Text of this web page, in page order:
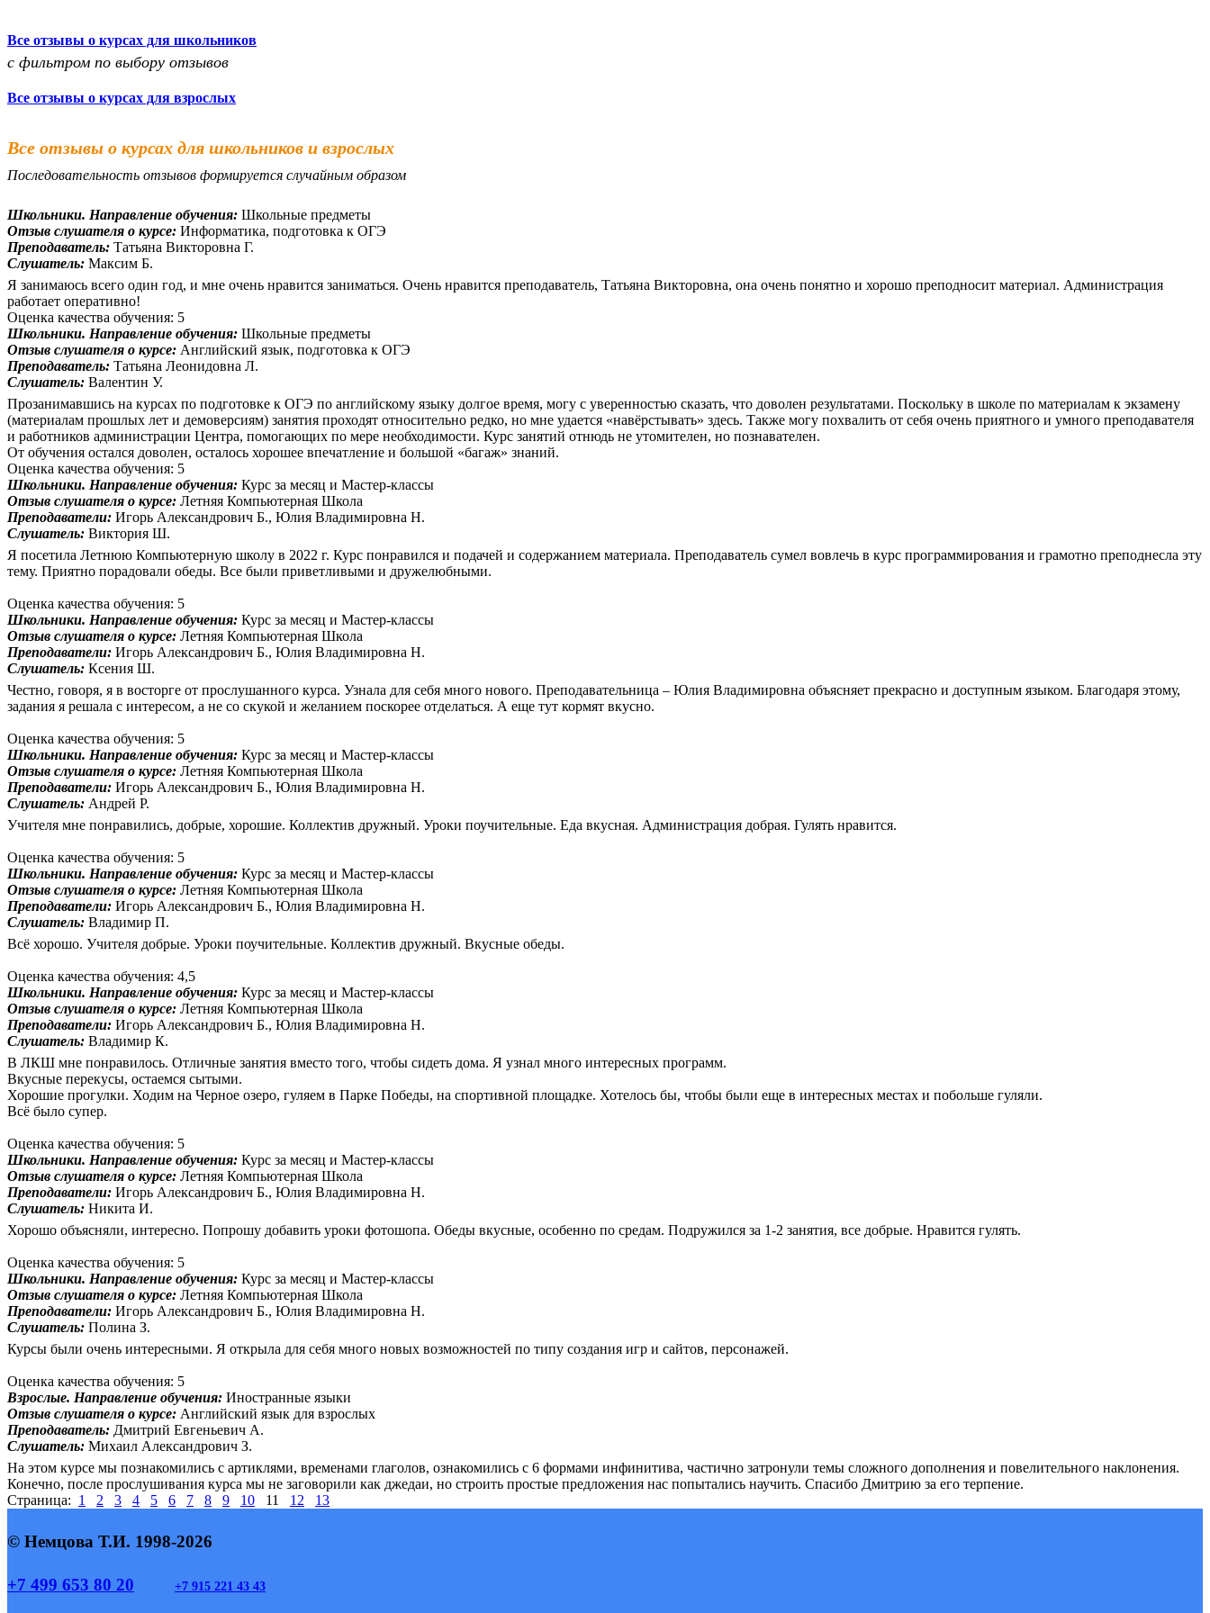
Все отзывы о курсах для школьников
с фильтром по выбору отзывов
Все отзывы о курсах для взрослых
Все отзывы о курсах для школьников и взрослых
Последовательность отзывов формируется случайным образом
Школьники. Направление обучения: Школьные предметы
Отзыв слушателя о курсе: Информатика, подготовка к ОГЭ
Преподаватель: Татьяна Викторовна Г.
Слушатель: Максим Б.
Я занимаюсь всего один год, и мне очень нравится заниматься. Очень нравится преподаватель, Татьяна Викторовна, она очень понятно и хорошо преподносит материал. Администрация
работает оперативно!
Оценка качества обучения: 5
Школьники. Направление обучения: Школьные предметы
Отзыв слушателя о курсе: Английский язык, подготовка к ОГЭ
Преподаватель: Татьяна Леонидовна Л.
Слушатель: Валентин У.
Прозанимавшись на курсах по подготовке к ОГЭ по английскому языку долгое время, могу с уверенностью сказать, что доволен результатами. Поскольку в школе по материалам к экзамену
(материалам прошлых лет и демоверсиям) занятия проходят относительно редко, но мне удается «навёрстывать» здесь. Также могу похвалить от себя очень приятного и умного преподавателя
и работников администрации Центра, помогающих по мере необходимости. Курс занятий отнюдь не утомителен, но познавателен.
От обучения остался доволен, осталось хорошее впечатление и большой «багаж» знаний.
Оценка качества обучения: 5
Школьники. Направление обучения: Курс за месяц и Мастер-классы
Отзыв слушателя о курсе: Летняя Компьютерная Школа
Преподаватели: Игорь Александрович Б., Юлия Владимировна Н.
Слушатель: Виктория Ш.
Я посетила Летнюю Компьютерную школу в 2022 г. Курс понравился и подачей и содержанием материала. Преподаватель сумел вовлечь в курс программирования и грамотно преподнесла эту
тему. Приятно порадовали обеды. Все были приветливыми и дружелюбными.
Оценка качества обучения: 5
Школьники. Направление обучения: Курс за месяц и Мастер-классы
Отзыв слушателя о курсе: Летняя Компьютерная Школа
Преподаватели: Игорь Александрович Б., Юлия Владимировна Н.
Слушатель: Ксения Ш.
Честно, говоря, я в восторге от прослушанного курса. Узнала для себя много нового. Преподавательница – Юлия Владимировна объясняет прекрасно и доступным языком. Благодаря этому,
задания я решала с интересом, а не со скукой и желанием поскорее отделаться. А еще тут кормят вкусно.
Оценка качества обучения: 5
Школьники. Направление обучения: Курс за месяц и Мастер-классы
Отзыв слушателя о курсе: Летняя Компьютерная Школа
Преподаватели: Игорь Александрович Б., Юлия Владимировна Н.
Слушатель: Андрей Р.
Учителя мне понравились, добрые, хорошие. Коллектив дружный. Уроки поучительные. Еда вкусная. Администрация добрая. Гулять нравится.
Оценка качества обучения: 5
Школьники. Направление обучения: Курс за месяц и Мастер-классы
Отзыв слушателя о курсе: Летняя Компьютерная Школа
Преподаватели: Игорь Александрович Б., Юлия Владимировна Н.
Слушатель: Владимир П.
Всё хорошо. Учителя добрые. Уроки поучительные. Коллектив дружный. Вкусные обеды.
Оценка качества обучения: 4,5
Школьники. Направление обучения: Курс за месяц и Мастер-классы
Отзыв слушателя о курсе: Летняя Компьютерная Школа
Преподаватели: Игорь Александрович Б., Юлия Владимировна Н.
Слушатель: Владимир К.
В ЛКШ мне понравилось. Отличные занятия вместо того, чтобы сидеть дома. Я узнал много интересных программ.
Вкусные перекусы, остаемся сытыми.
Хорошие прогулки. Ходим на Черное озеро, гуляем в Парке Победы, на спортивной площадке. Хотелось бы, чтобы были еще в интересных местах и побольше гуляли.
Всё было супер.
Оценка качества обучения: 5
Школьники. Направление обучения: Курс за месяц и Мастер-классы
Отзыв слушателя о курсе: Летняя Компьютерная Школа
Преподаватели: Игорь Александрович Б., Юлия Владимировна Н.
Слушатель: Никита И.
Хорошо объясняли, интересно. Попрошу добавить уроки фотошопа. Обеды вкусные, особенно по средам. Подружился за 1-2 занятия, все добрые. Нравится гулять.
Оценка качества обучения: 5
Школьники. Направление обучения: Курс за месяц и Мастер-классы
Отзыв слушателя о курсе: Летняя Компьютерная Школа
Преподаватели: Игорь Александрович Б., Юлия Владимировна Н.
Слушатель: Полина З.
Курсы были очень интересными. Я открыла для себя много новых возможностей по типу создания игр и сайтов, персонажей.
Оценка качества обучения: 5
Взрослые. Направление обучения: Иностранные языки
Отзыв слушателя о курсе: Английский язык для взрослых
Преподаватель: Дмитрий Евгеньевич А.
Слушатель: Михаил Александрович З.
На этом курсе мы познакомились с артиклями, временами глаголов, ознакомились с 6 формами инфинитива, частично затронули темы сложного дополнения и повелительного наклонения.
Конечно, после прослушивания курса мы не заговорили как джедаи, но строить простые предложения нас попытались научить. Спасибо Дмитрию за его терпение.
Страница: 1 2 3 4 5 6 7 8 9 10 11 12 13
© Немцова Т.И. 1998-2026
+7 499 653 80 20 +7 915 221 43 43